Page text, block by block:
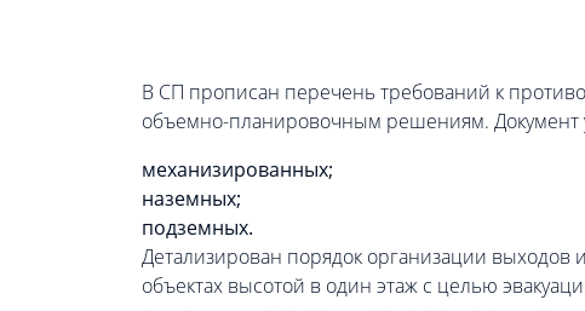
В СП прописан перечень требований к
объемно-планировочным решениям. Документ
механизированных;
наземных;
подземных.
Детализирован порядок организации выходов
объектах высотой в один этаж с целью